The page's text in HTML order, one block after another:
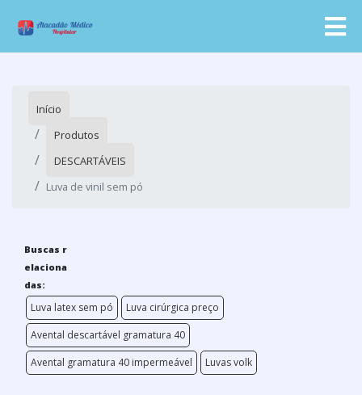
Início
Produtos
DESCARTÁVEIS
Luva de vinil sem pó
Buscas r
elaciona
das:
Luva latex sem pó
Luva cirúrgica preço
Avental descartável gramatura 40
Avental gramatura 40 impermeável
Luvas volk